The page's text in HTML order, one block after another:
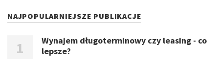
NAJPOPULARNIEJSZE PUBLIKACJE
Wynajem długoterminowy czy leasing - co
lepsze?